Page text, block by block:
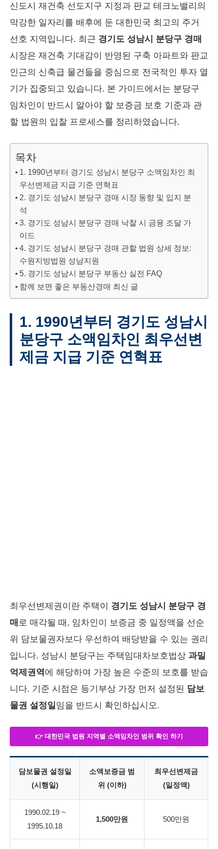
신도시 재건축 선도지구 지정과 판교 테크노밸리의
막강한 일자리를 배후에 둔 대한민국 최고의 주거
선호 지역입니다. 최근 경기도 성남시 분당구 경매
시장은 재건축 기대감이 반영된 구축 아파트와 판교
인근의 신축급 물건들을 중심으로 전국적인 투자 열
기가 집중되고 있습니다. 본 가이드에서는 분당구
임차인이 반드시 알아야 할 보증금 보호 기준과 관
할 법원의 입찰 프로세스를 정리하였습니다.
목차
1. 1990년부터 경기도 성남시 분당구 소액임차인 최
우선변제금 지급 기준 연혁표
2. 경기도 성남시 분당구 경매 시장 동향 및 입지 분
석
3. 경기도 성남시 분당구 경매 낙찰 시 금융 조달 가
이드
4. 경기도 성남시 분당구 경매 관할 법원 상세 정보:
수원지방법원 성남지원
5. 경기도 성남시 분당구 부동산 실전 FAQ
함께 보면 좋은 부동산경매 최신 글
1. 1990년부터 경기도 성남시
분당구 소액임차인 최우선변
제금 지급 기준 연혁표
최우선변제권이란 주택이 경기도 성남시 분당구 경
매 로 매각될 때, 임차인이 보증금 중 일정액을 선순
위 담보물권자보다 우선하여 배당받을 수 있는 권리
입니다. 성남시 분당구는 주택임대차보호법상 과밀
억제권역 에 해당하여 가장 높은 수준의 보호를 받습
니다. 기준 시점은 등기부상 가장 먼저 설정된 담보
물권 설정일 임을 반드시 확인하십시오.
👉 대한민국 법원 지역별 소액임차인 범위 확인 하기
담보물권 설정일
(시행일)
소액보증금 범
위 (이하)
최우선변제금
(일정액)
1990.02.19 ~
1995.10.18
1,500만원 500만원